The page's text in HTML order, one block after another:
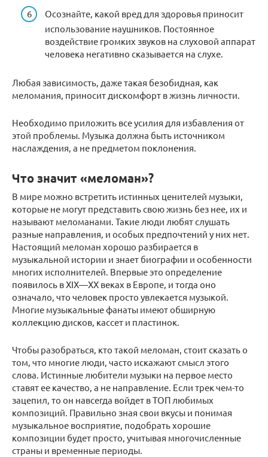
Осознайте, какой вред для здоровья приносит
использование наушников. Постоянное
воздействие громких звуков на слуховой аппарат
человека негативно сказывается на слухе.
Любая зависимость, даже такая безобидная, как
меломания, приносит дискомфорт в жизнь личности.
Необходимо приложить все усилия для избавления от
этой проблемы. Музыка должна быть источником
наслаждения, а не предметом поклонения.
Что значит «меломан»?
В мире можно встретить истинных ценителей музыки,
которые не могут представить свою жизнь без нее, их и
называют меломанами. Такие люди любят слушать
разные направления, и особых предпочтений у них нет.
Настоящий меломан хорошо разбирается в
музыкальной истории и знает биографии и особенности
многих исполнителей. Впервые это определение
появилось в XIX—XX веках в Европе, и тогда оно
означало, что человек просто увлекается музыкой.
Многие музыкальные фанаты имеют обширную
коллекцию дисков, кассет и пластинок.
Чтобы разобраться, кто такой меломан, стоит сказать о
том, что многие люди, часто искажают смысл этого
слова. Истинные любители музыки на первое место
ставят ее качество, а не направление. Если трек чем-то
зацепил, то он навсегда войдет в ТОП любимых
композиций. Правильно зная свои вкусы и понимая
музыкальное восприятие, подобрать хорошие
композиции будет просто, учитывая многочисленные
страны и временные периоды.